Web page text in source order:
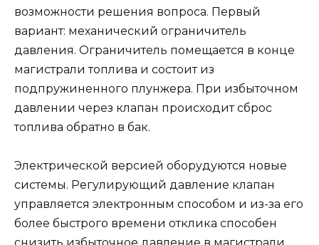
возможности решения вопроса. Первый
вариант: механический ограничитель
давления. Ограничитель помещается в конце
магистрали топлива и состоит из
подпружиненного плунжера. При избыточном
давлении через клапан происходит сброс
топлива обратно в бак.
Электрической версией оборудуются новые
системы. Регулирующий давление клапан
управляется электронным способом и из-за его
более быстрого времени отклика способен